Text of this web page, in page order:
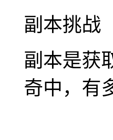
副本挑战
副本是获
奇中，有